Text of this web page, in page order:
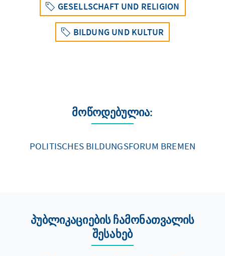
GESELLSCHAFT UND RELIGION
BILDUNG UND KULTUR
მოწოდებულია:
POLITISCHES BILDUNGSFORUM BREMEN
პუბლიკაციების ჩამონათვალის
შესახებ